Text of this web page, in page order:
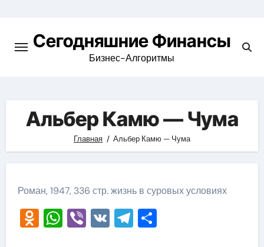
содержимомуСегодняшние Финансы
Бизнес-Алгоритмы
Альбер Камю — Чума
Главная Альбер Камю — Чума
Роман, 1947, 336 стр. жизнь в суровых условиях
Odnoklassniki
WhatsApp
Viber
VKTelegram
Отправить